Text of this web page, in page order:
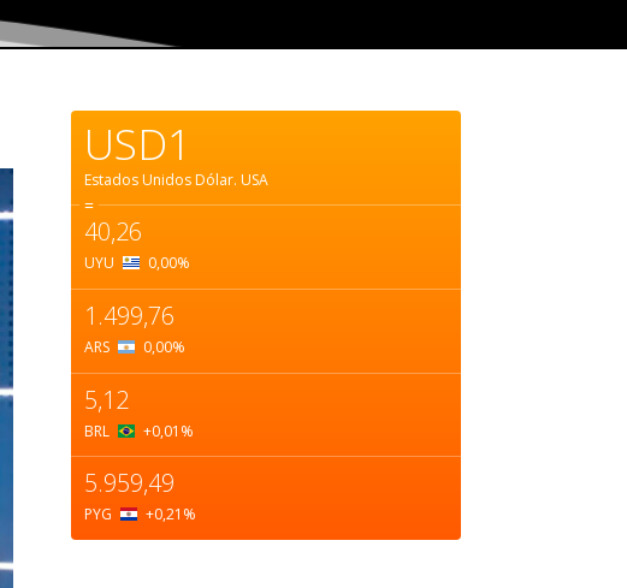
USD1
Estados Unidos Dólar. USA
=
40,26
UYU 0,00%
1.499,76
ARS 0,00%
5,12
BRL +0,01 %
5.959,49
PYG +0,21 %